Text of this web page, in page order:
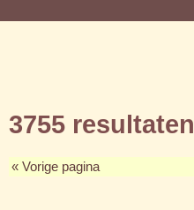
3755 resultaten
« Vorige pagina